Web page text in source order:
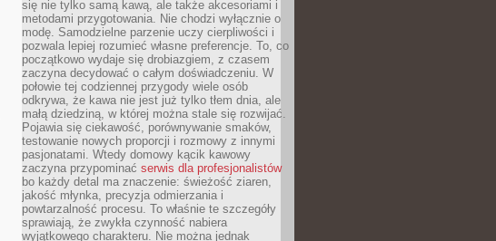
się nie tylko samą kawą, ale także akcesoriami i
metodami przygotowania. Nie chodzi wyłącznie o
modę. Samodzielne parzenie uczy cierpliwości i
pozwala lepiej rozumieć własne preferencje. To, co
początkowo wydaje się drobiazgiem, z czasem
zaczyna decydować o całym doświadczeniu. W
połowie tej codziennej przygody wiele osób
odkrywa, że kawa nie jest już tylko tłem dnia, ale
małą dziedziną, w której można stale się rozwijać.
Pojawia się ciekawość, porównywanie smaków,
testowanie nowych proporcji i rozmowy z innymi
pasjonatami. Wtedy domowy kącik kawowy
zaczyna przypominać serwis dla profesjonalistów
bo każdy detal ma znaczenie: świeżość ziaren,
jakość młynka, precyzja odmierzania i
powtarzalność procesu. To właśnie te szczegóły
sprawiają, że zwykła czynność nabiera
wyjątkowego charakteru. Nie można jednak